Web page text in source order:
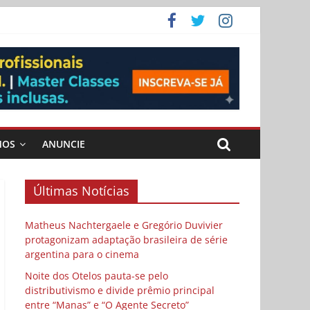
vida
Cybulski
ANUNCIE
Últimas Notícias
Matheus Nachtergaele e Gregório Duvivier
protagonizam adaptação brasileira de série
argentina para o cinema
Noite dos Otelos pauta-se pelo
distributivismo e divide prêmio principal
entre “Manas” e “O Agente Secreto”